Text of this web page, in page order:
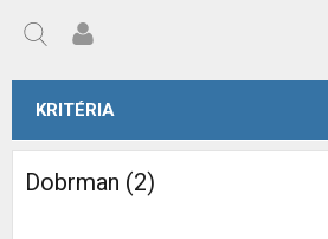
KRITÉRIA
Dobrman (2)